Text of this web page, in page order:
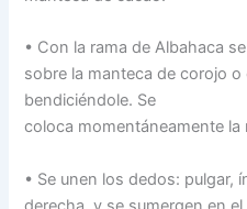
• Con la rama de Albahaca
sobre la manteca de corojo
bendiciéndole. Se
coloca momentáneamente la
• Se unen los dedos: pulgar,